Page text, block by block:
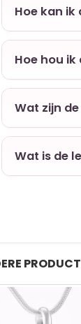
Hoe kan ik
Hoe hou
Wat zijn
Wat is de